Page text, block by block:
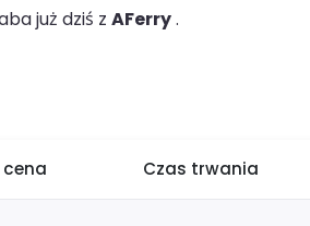
już dziś z AFerry.
cena Czas trwania